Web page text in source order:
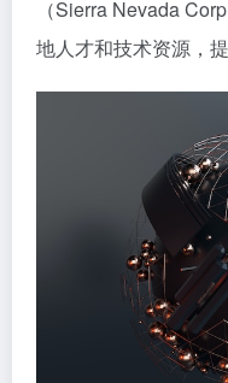
（Sierra Nevada
地人才和技术资源，